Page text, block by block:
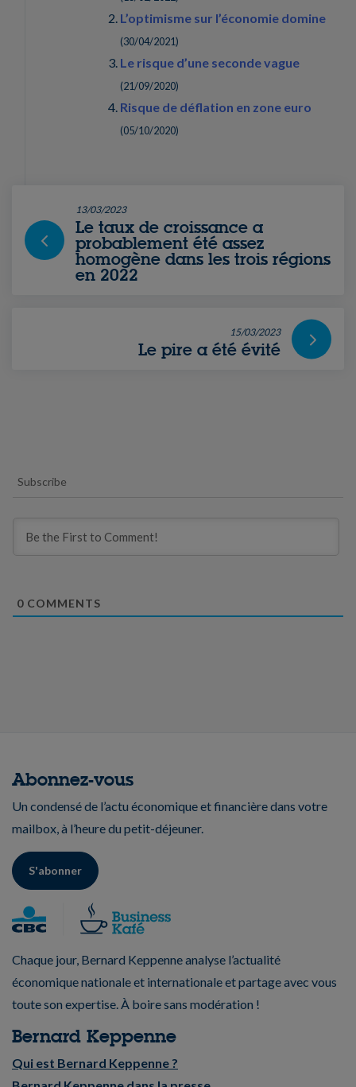
L’optimisme sur l’économie domine
(30/04/2021)
Le risque d’une seconde vague
(21/09/2020)
Risque de déflation en zone euro
(05/10/2020)
13/03/2023
Le taux de croissance a
probablement été assez
homogène dans les trois régions
en 2022
15/03/2023
Le pire a été évité
Subscribe
0 COMMENTS
Abonnez-vous
Un condensé de l’actu économique et financière dans votre
mailbox, à l’heure du petit-déjeuner.
S'abonner
Chaque jour, Bernard Keppenne analyse l’actualité
économique nationale et internationale et partage avec vous
toute son expertise. À boire sans modération !
Bernard Keppenne
Qui est Bernard Keppenne ?